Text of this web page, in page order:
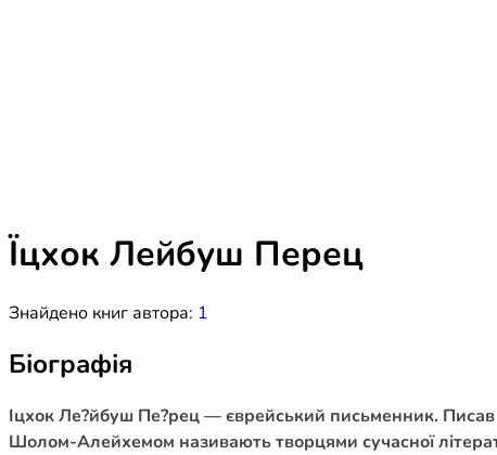
полиці.
Богослів`я
Їцхок Лейбуш Перец
Знайдено книг автора: 1
Біографія
Іцхок Ле?йбуш Пе?рец — єврейський письменник.
Шолом-Алейхемом називають творцями сучасної